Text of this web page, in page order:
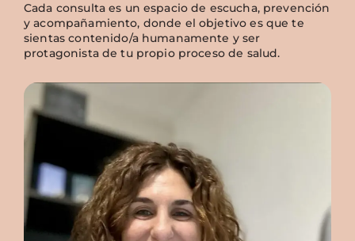
Cada consulta es un espacio de escucha, prevención
y acompañamiento, donde el objetivo es que te
sientas contenido/a humanamente y ser
protagonista de tu propio proceso de salud.